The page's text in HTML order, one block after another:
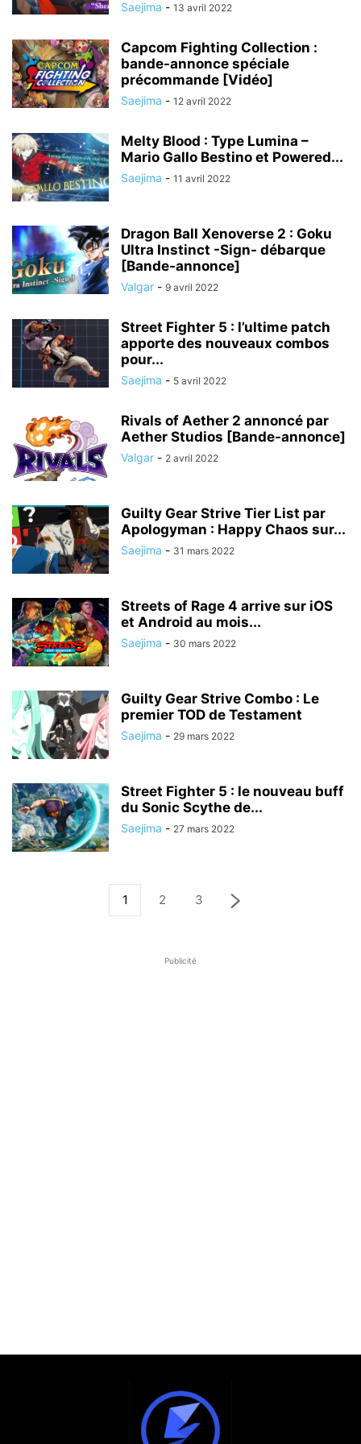
Saejima - 13 avril 2022
Capcom Fighting Collection :
bande-annonce spéciale
précommande [Vidéo]
Saejima - 12 avril 2022
Melty Blood : Type Lumina –
Mario Gallo Bestino et Powered...
Saejima - 11 avril 2022
Dragon Ball Xenoverse 2 : Goku
Ultra Instinct -Sign- débarque
[Bande-annonce]
Valgar - 9 avril 2022
Street Fighter 5 : l’ultime patch
apporte des nouveaux combos
pour...
Saejima - 5 avril 2022
Rivals of Aether 2 annoncé par
Aether Studios [Bande-annonce]
Valgar - 2 avril 2022
Guilty Gear Strive Tier List par
Apologyman : Happy Chaos sur...
Saejima - 31 mars 2022
Streets of Rage 4 arrive sur iOS
et Android au mois...
Saejima - 30 mars 2022
Guilty Gear Strive Combo : Le
premier TOD de Testament
Saejima - 29 mars 2022
Street Fighter 5 : le nouveau buff
du Sonic Scythe de...
Saejima - 27 mars 2022
1 2 3
Publicité